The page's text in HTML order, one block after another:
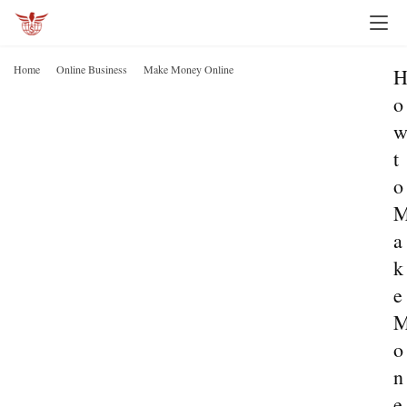
Home Online Business Make Money Online
H
o
w
t
o
a
k
e
o
n